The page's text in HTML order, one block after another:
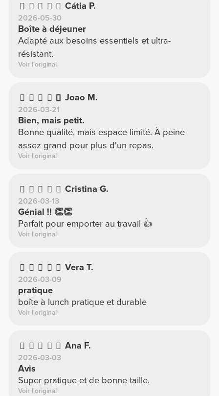
Cátia P.
2026-05-30
Boîte à déjeuner
Adapté aux besoins essentiels et ultra-
résistant.
Voir l'original
Joao M.
2026-03-21
Bien, mais petit.
Bonne qualité, mais espace limité. À peine
assez grand pour plus d'un repas.
Voir l'original
Cristina G.
2026-03-13
Génial !! 👏👏
Parfait pour emporter au travail 👍
Voir l'original
Vera T.
2026-03-09
pratique
boîte à lunch pratique et durable
Voir l'original
Ana F.
2026-03-03
Avis
Super pratique et de bonne taille.
Voir l'original